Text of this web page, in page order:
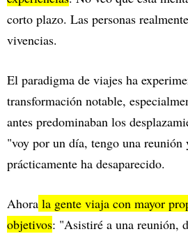
corto plazo. Las personas
vivencias.
El paradigma de viajes ha
transformación notable,
antes predominaban los
"voy por un día, tengo una reunión
prácticamente ha desaparecido.
Ahora la gente viaja con mayor
objetivos: "Asistiré a una reunión,